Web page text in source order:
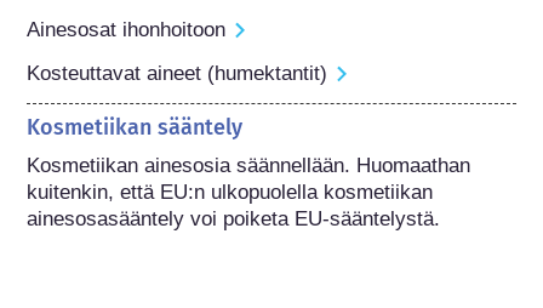
Ainesosat ihonhoitoon
Kosteuttavat aineet (humektantit)
Kosmetiikan sääntely
Kosmetiikan ainesosia säännellään. Huomaathan
kuitenkin, että EU:n ulkopuolella kosmetiikan
ainesosasääntely voi poiketa EU-sääntelystä.